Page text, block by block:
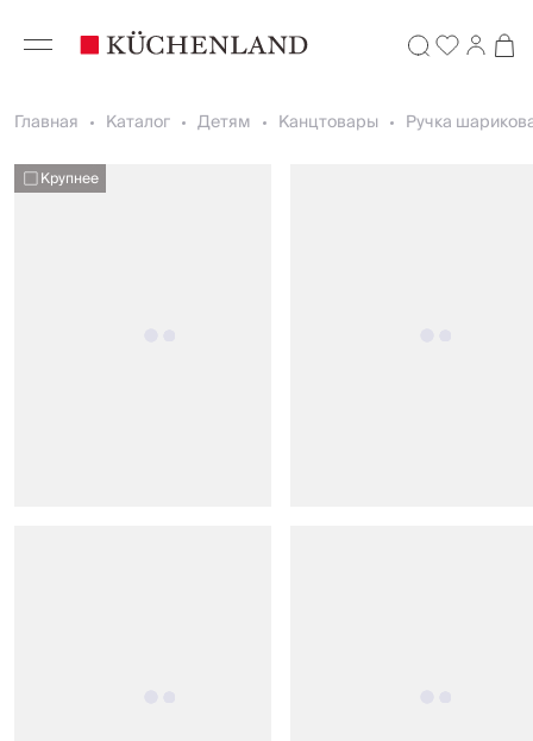
Главная Каталог Детям Канцтовары Ручка
Крупнее